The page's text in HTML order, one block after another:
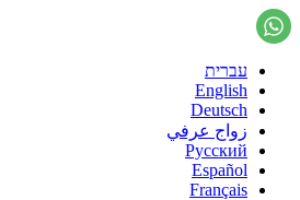
עברית
English
Deutsch
زواج عرفي
Русский
Español
Français